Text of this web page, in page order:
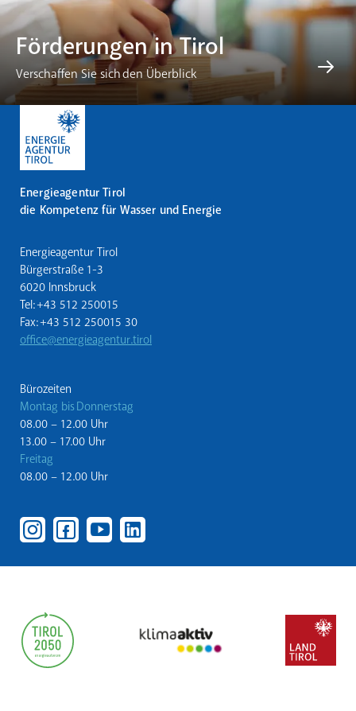
Förderungen in Tirol
Verschaffen Sie sich den Überblick
Energieagentur Tirol
die Kompetenz für Wasser und Energie
Energieagentur Tirol
Bürgerstraße 1-3
6020 Innsbruck
Tel: +43 512 250015
Fax: +43 512 250015 30
office@energieagentur.tirol
Bürozeiten
Montag bis Donnerstag
08.00 – 12.00 Uhr
13.00 – 17.00 Uhr
Freitag
08.00 – 12.00 Uhr